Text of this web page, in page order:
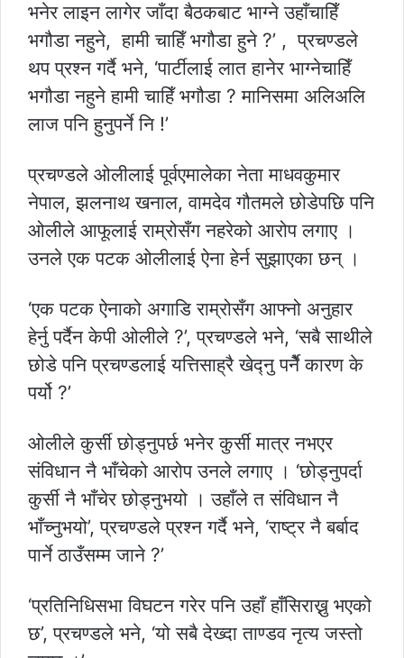
भनेर लाइन लागेर जाँदा बैठकबाट भाग्ने उहाँचाहिँ
भगौडा नहुने, हामी चाहिँ भगौडा हुने ?’ , प्रचण्डले
थप प्रश्न गर्दै भने, ‘पार्टीलाई लात हानेर भाग्नेचाहिँ
भगौडा नहुने हामी चाहिँ भगौडा ? मानिसमा अलिअलि
लाज पनि हुनुपर्ने नि !’
प्रचण्डले ओलीलाई पूर्वएमालेका नेता माधवकुमार
नेपाल, झलनाथ खनाल, वामदेव गौतमले छोडेपछि पनि
ओलीले आफूलाई राम्रोसँग नहरेको आरोप लगाए ।
उनले एक पटक ओलीलाई ऐना हेर्न सुझाएका छन् ।
‘एक पटक ऐनाको अगाडि राम्रोसँग आफ्नो अनुहार
हेर्नु पर्दैन केपी ओलीले ?’, प्रचण्डले भने, ‘सबै साथीले
छोडे पनि प्रचण्डलाई यत्तिसाह्रै खेद्नु पर्नेै कारण के
पर्यो ?’
ओलीले कुर्सी छोड्नुपर्छ भनेर कुर्सी मात्र नभएर
संविधान नै भाँचेको आरोप उनले लगाए । ‘छोड्नुपर्दा
कुर्सी नै भाँचेर छोड्नुभयो । उहाँले त संविधान नै
भाँच्नुभयो’, प्रचण्डले प्रश्न गर्दै भने, ‘राष्ट्र नै बर्बाद
पार्ने ठाउँसम्म जाने ?’
‘प्रतिनिधिसभा विघटन गरेर पनि उहाँ हाँसिराख्नु भएको
छ’, प्रचण्डले भने, ‘यो सबै देख्दा ताण्डव नृत्य जस्तो